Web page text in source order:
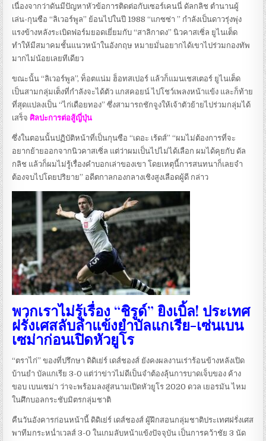
เนื่องจากว่าดันมีปัญหาหัวข้อการติดต่อกับเซอร์เคนนี่ ดัลกลิช ตำนานผู้
เล่น-กุนซือ “ลิเวอร์พูล” ย้อนไปในปี 1988 “แกซซ่า ” กำลังเป็นดาวรุ่งพุ่ง
แรงข้างหลังระเบิดฟอร์มยอดเยี่ยมกับ “สาลิกาดง” นิวคาสเซิ่ล ยูไนเต็ด
ทำให้มีสมาคมชั้นแนวหน้าในอังกฤษ หมายมั่นอยากได้เขาไปร่วมกองทัพ
มากไม่น้อยเลยทีเดียว
ขณะนั้น “ลิเวอร์พูล”, ท็อตแน่ม ฮ็อทสเปอร์ แล้วก็แมนเชสเตอร์ ยูไนเต็ด
เป็นสามกลุ่มเต็งที่กำลังจะได้ตัว แกสคอยน์ ไปโชว์เพลงหน้าแข้ง และก็ท้าย
ที่สุดแปลงเป็น “ไก่เดือยทอง” ซึ่งสามารถชักจูงให้เจ้าตัวย้ายไปร่วมกลุ่มได้
เสร็จศิลปะการต่อสู้ญี่ปุ่น
ซึ่งในตอนนั้นปฏิบัติหน้าที่เป็นกุนซือ “เดอะ เร้ดส์” “ผมไม่ต้องการที่จะ
อยากย้ายออกจากนิวคาสเซิ่ล แต่ว่าผมเป็นไปไม่ได้เลือก ผมได้คุยกับ ดัล
กลิช แล้วก็ผมไม่รู้เรื่องคำบอกเล่าของเขา โดยเหตุนี้การสนทนาก็เลยจำ
ต้องจบไปโดยปริยาย” อดีตกาลกองกลางเชิงสูงเลือดผู้ดี กล่าว
พวกเราไม่รู้เรื่อง “ชิรูด์” ยิงเบิ้ล! ประเทศ
ฝรั่งเศสลับลำแข้งยำบัลแกเรีย-เซ่นเบน
เซม่าก่อนเปิดหัวยูโร
“ตราไก่” ของที่ปรึกษา ดิดิเย่ร์ เดส์ชองส์ ยังคงผลงานเร่าร้อนข้างหลังเปิด
บ้านยำ บัลแกเรีย 3-0 แต่ว่าข่าวไม่ดีเป็นจำต้องลุ้นการบาดเจ็บของ ค้าง
ขอบ เบนเซม่า ว่าจะพร้อมลงสู่สนามเปิดหัวยูโร 2020 ดวล เยอรมัน ไหม
ในศึกบอลกระชับมิตรกลุ่มชาติ
คืนวันอังคารก่อนหน้านี้ ดิดิเย่ร์ เดส์ชองส์ ผู้ฝึกสอนกลุ่มชาติประเทศฝรั่งเศส
พาทีมกระหน่ำเวลส์ 3-0 ในเกมลับหน้าแข้งปัจจุบัน เป็นการคว้าชัย 3 นัด